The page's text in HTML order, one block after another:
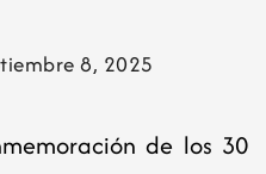
8, 2025
de los 30